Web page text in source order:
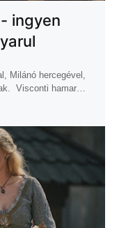
ingyen
Milánó hercegével,
Visconti hamar…